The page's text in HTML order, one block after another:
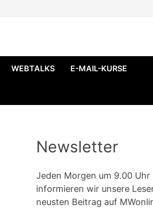
WEBTALKS E-MAIL-KURSE
Newsletter
Jeden Morgen um 9.00 Uhr
informieren wir unsere
neusten Beitrag auf